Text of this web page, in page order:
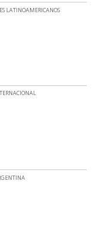
LATINOAMERICANOS